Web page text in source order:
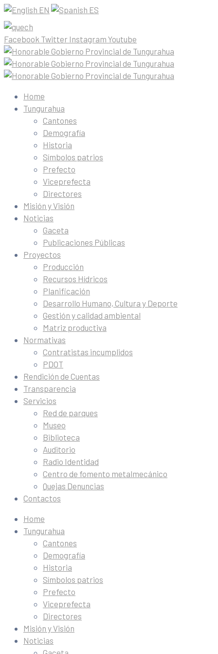
EN ES
Facebook Twitter Instagram Youtube
Home
Tungurahua
Cantones
Demografía
Historia
Símbolos patrios
Prefecto
Viceprefecta
Directores
Misión y Visión
Noticias
Gaceta
Publicaciones Públicas
Proyectos
Producción
Recursos Hídricos
Planificación
Desarrollo Humano, Cultura y Deporte
Gestión y calidad ambiental
Matriz productiva
Normativas
Contratistas incumplidos
PDOT
Rendición de Cuentas
Transparencia
Servicios
Red de parques
Museo
Biblioteca
Auditorio
Radio Identidad
Centro de fomento metalmecánico
Quejas Denuncias
Contactos
Home
Tungurahua
Cantones
Demografía
Historia
Símbolos patrios
Prefecto
Viceprefecta
Directores
Misión y Visión
Noticias